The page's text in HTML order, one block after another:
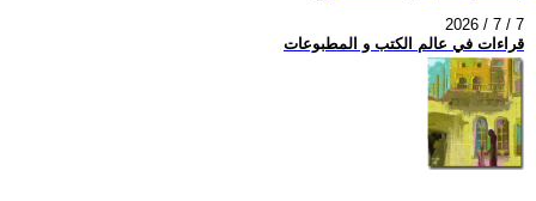
2026 / 7 / 7
قراءات في عالم الكتب و المطبوعات